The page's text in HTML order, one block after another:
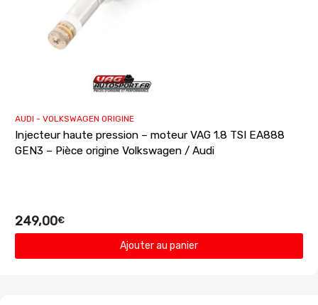
AUDI - VOLKSWAGEN ORIGINE
Injecteur haute pression – moteur VAG 1.8 TSI EA888
GEN3 – Pièce origine Volkswagen / Audi
249,00€
Ajouter au panier